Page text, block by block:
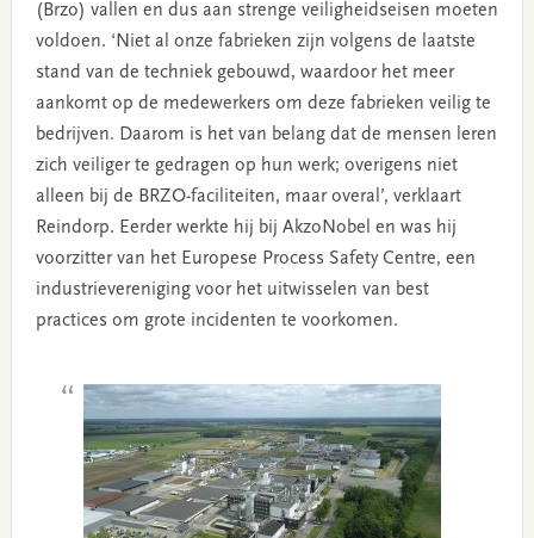
(Brzo) vallen en dus aan strenge veiligheidseisen moeten
voldoen. ‘Niet al onze fabrieken zijn volgens de laatste
stand van de techniek gebouwd, waardoor het meer
aankomt op de medewerkers om deze fabrieken veilig te
bedrijven. Daarom is het van belang dat de mensen leren
zich veiliger te gedragen op hun werk; overigens niet
alleen bij de BRZO-faciliteiten, maar overal’, verklaart
Reindorp. Eerder werkte hij bij AkzoNobel en was hij
voorzitter van het Europese Process Safety Centre, een
industrievereniging voor het uitwisselen van best
practices om grote incidenten te voorkomen.